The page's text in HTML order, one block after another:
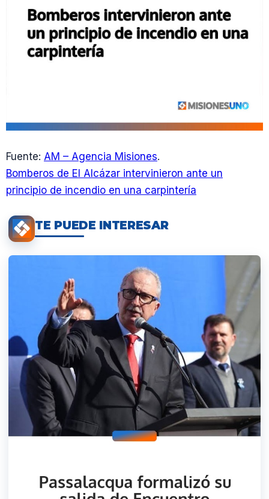
Fuente: AM – Agencia Misiones.
Bomberos de El Alcázar intervinieron ante un
principio de incendio en una carpintería
TE PUEDE INTERESAR